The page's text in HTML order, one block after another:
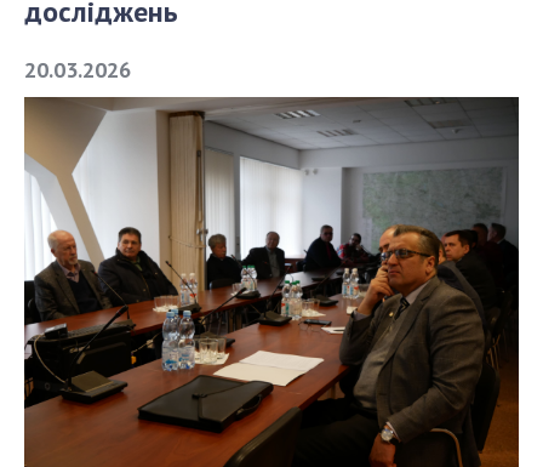
СТРУКТУРА
Президія НАН України
Апарат Президії
Секція фізико-технічних і математичних
наук
Секція хімічних і біологічних наук
Секція суспільних і гуманітарних наук
Установи при Президії
Ради, комітети та комісії
Наукові центри МОН та НАН України
Громадські організації
досліджень
20.03.2026